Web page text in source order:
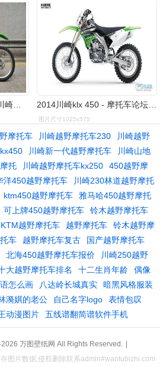
图片尺寸1025x575
摩托车 川崎越野摩托车230
川崎越野
川崎新一代越野摩托车
川崎山地
托 川崎越野摩托车kx250
450越野摩
洋450越野摩托车
川崎230林道越野摩托
ktm450越野摩托车
雅马哈450越野摩托
可上牌450越野摩托车
铃木越野摩托车
KTM越野摩托车 越野摩托车
铃木越野摩
车 越野摩托车复古
国产越野摩托车
北海450越野摩托车报价
川崎250越野
大越野摩托车排名 十二生肖年龄
偶像
怎么画 八达岭长城真实
暗黑风格服装
漪娸的老公 自己名字logo
表情包叹
动漫图片 五线谱翻简谱软件手机
万图壁纸网 All Rights Reserved.
|
图片数据,侵权删除联系admin#wantubizhi.com